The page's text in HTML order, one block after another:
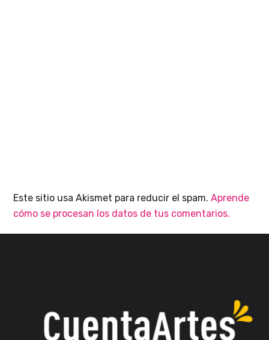
Este sitio usa Akismet para reducir el spam.Aprende
cómo se procesan los datos de tus comentarios.